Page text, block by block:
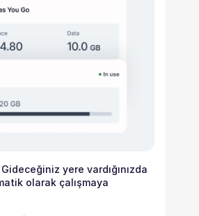
yere vardığınızda
olarak çalışmaya